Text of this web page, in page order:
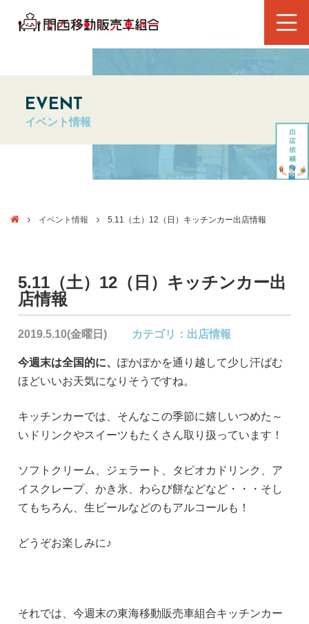
EVENT
イベント情報
イベント情報 5.11（土）12（日）キッチンカー出店情報
5.11（土）12（日）キッチンカー出
店情報
2019.5.10(金曜日) カテゴリ： 出店情報
今週末は全国的に、ぽかぽかを通り越して少し汗ばむ
ほどいいお天気になりそうですね。
キッチンカーでは、そんなこの季節に嬉しいつめた～
いドリンクやスイーツもたくさん取り扱っています！
ソフトクリーム、ジェラート、タピオカドリンク、ア
イスクレープ、かき氷、わらび餅などなど・・・そし
てもちろん、生ビールなどのもアルコールも！
どうぞお楽しみに♪
それでは、今週末の東海移動販売車組合キッチンカー